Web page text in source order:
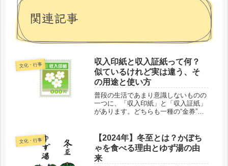
関連記事
文化・行事
収入印紙と収入証紙って何？
似ているけれど実は違う、そ
の用途と使い方
普段の生活であまり意識しないものの
一つに、「収入印紙」と「収入証紙」
があります。どちらも一種の“金券”と
か。見た目も名前も似ているため、混
同してしまいがちですが、実際には下
記...
文化・行事
【2024年】冬至とは？かぼち
ゃを食べる理由とゆず湯の由
来